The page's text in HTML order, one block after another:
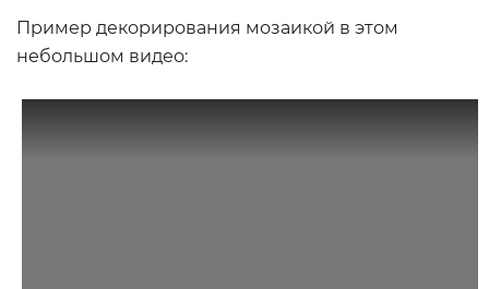
Пример декорирования мозаикой в этом
небольшом видео: